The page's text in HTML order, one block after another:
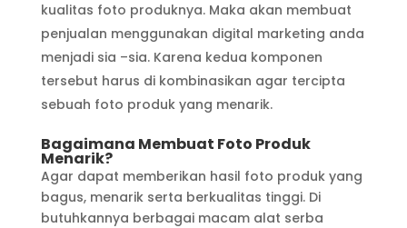
kualitas foto produknya. Maka akan membuat
penjualan menggunakan digital marketing anda
menjadi sia –sia. Karena kedua komponen
tersebut harus di kombinasikan agar tercipta
sebuah foto produk yang menarik.
Bagaimana Membuat Foto Produk
Menarik?
Agar dapat memberikan hasil foto produk yang
bagus, menarik serta berkualitas tinggi. Di
butuhkannya berbagai macam alat serba